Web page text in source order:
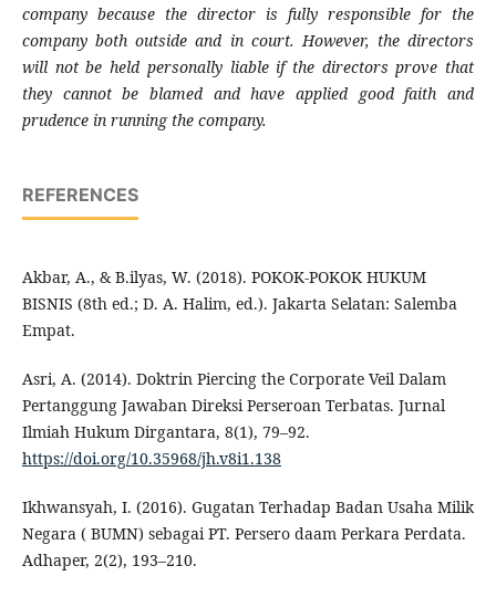
company because the director is fully responsible for the
company both outside and in court. However, the directors
will not be held personally liable if the directors prove that
they cannot be blamed and have applied good faith and
prudence in running the company.
REFERENCES
Akbar, A., & B.ilyas, W. (2018). POKOK-POKOK HUKUM
BISNIS (8th ed.; D. A. Halim, ed.). Jakarta Selatan: Salemba
Empat.
Asri, A. (2014). Doktrin Piercing the Corporate Veil Dalam
Pertanggung Jawaban Direksi Perseroan Terbatas. Jurnal
Ilmiah Hukum Dirgantara, 8(1), 79–92.
https://doi.org/10.35968/jh.v8i1.138
Ikhwansyah, I. (2016). Gugatan Terhadap Badan Usaha Milik
Negara ( BUMN) sebagai PT. Persero daam Perkara Perdata.
Adhaper, 2(2), 193–210.